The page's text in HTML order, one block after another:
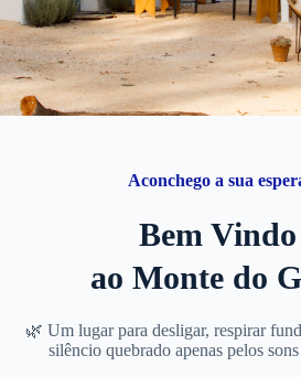
Aconchego a sua
Bem Vindo
ao Monte do
🌿 Um lugar para desligar, respirar
silêncio quebrado apenas pelos